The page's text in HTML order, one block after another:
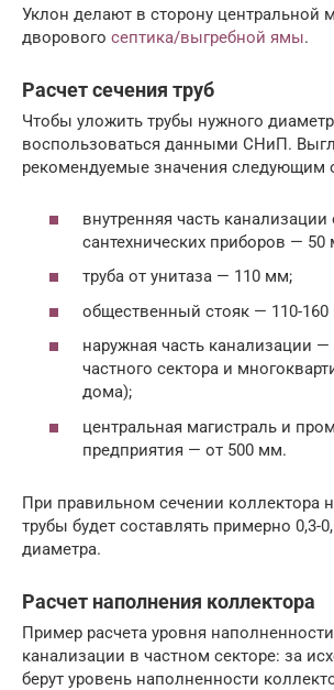
Уклон делают в сторону центральной
дворового септика/выгребной ямы.
Расчет сечения труб
Чтобы уложить трубы нужного
воспользоваться данными СНиП.
рекомендуемые значения следующим
внутренняя часть канализации
сантехнических приборов — 50
труба от унитаза — 110 мм;
общественный стояк — 110-
наружная часть канализации
частного сектора и
дома);
центральная магистраль и
предприятия — от 500 мм.
При правильном сечении коллектора
трубы будет составлять примерно 0,3-
диаметра.
Расчет наполнения коллектора
Пример расчета уровня
канализации в частном секторе: за
берут уровень наполненности